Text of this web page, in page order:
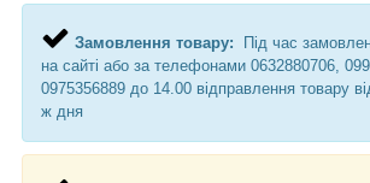
Замовлення товару:
Під час
на сайті або за телефонами 0632880706,
0975356889 до 14.00 відправлення товару
ж дня